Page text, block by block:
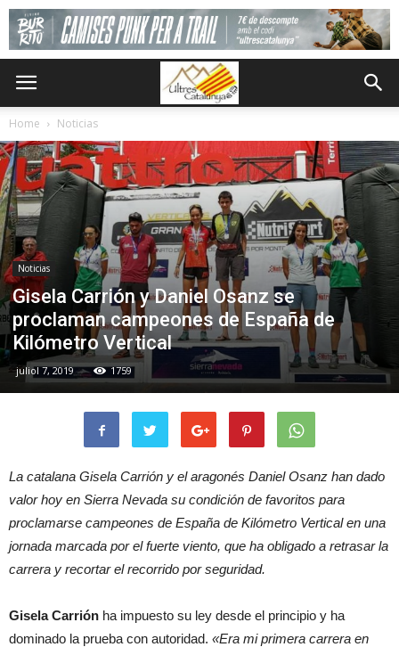
Home Noticias
Noticias
Gisela Carrión y Daniel Osanz se
proclaman campeones de España de
Kilómetro Vertical
juliol 7, 2019 1759
La catalana Gisela Carrión y el aragonés Daniel Osanz han dado
valor hoy en Sierra Nevada su condición de favoritos para
proclamarse campeones de España de Kilómetro Vertical en una
jornada marcada por el fuerte viento, que ha obligado a retrasar la
carrera y recortar el recorrido por seguridad.
Gisela Carrión ha impuesto su ley desde el principio y ha
dominado la prueba con autoridad. «Era mi primera carrera en